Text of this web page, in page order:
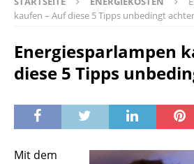
kaufen – Auf diese 5 Tipps unbedingt
Energiesparlampen
diese 5 Tipps
Mit dem